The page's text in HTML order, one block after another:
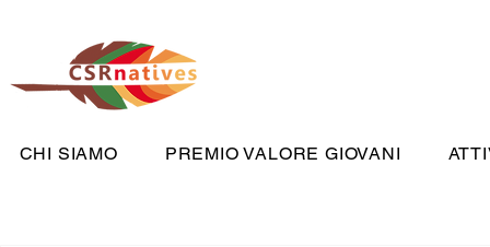
CHI SIAMO PREMIO VALORE GIOVANI